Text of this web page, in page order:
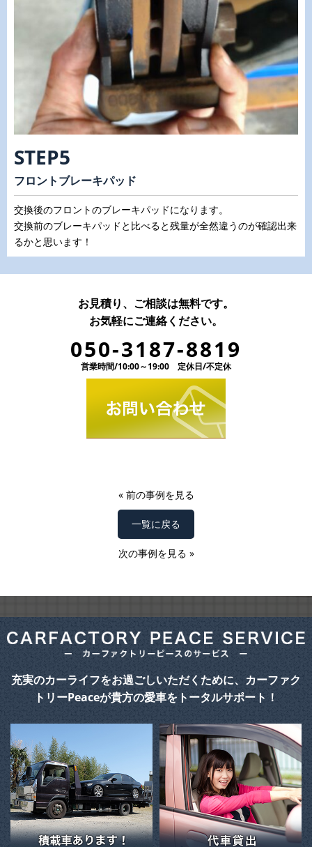
STEP5
フロントブレーキパッド
交換後のフロントのブレーキパッドになります。
交換前のブレーキパッドと比べると残量が全然違うのが確認出来
るかと思います！
お見積り、ご相談は無料です。
お気軽にご連絡ください。
050-3187-8819
営業時間/10:00～19:00 定休日/不定休
« 前の事例を見る
一覧に戻る
次の事例を見る »
充実のカーライフをお過ごしいただくために、カーファク
トリーPeaceが貴方の愛車をトータルサポート！